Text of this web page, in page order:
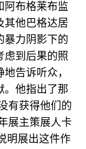
阿布格莱布监
其他巴格达居
暴力阴影下的
虑到后果的照
告诉听众，
。他指出了那
有获得他们的
展主策展人卡
明展出这件作